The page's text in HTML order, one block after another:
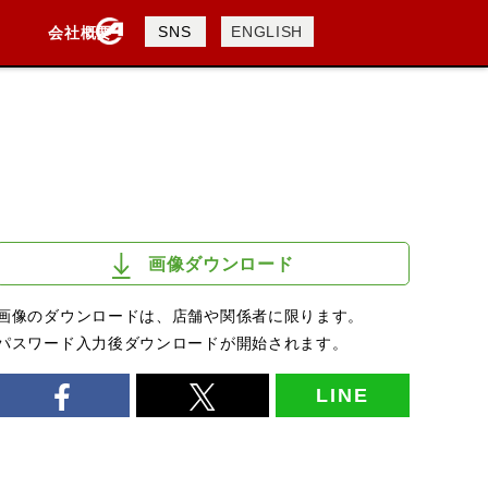
会社概要
会社概要
採用情報
SNS ENGLISH
画像ダウンロード
像のダウンロードは、店舗や関係者に限ります。
スワード入力後ダウンロードが開始されます。
LINE